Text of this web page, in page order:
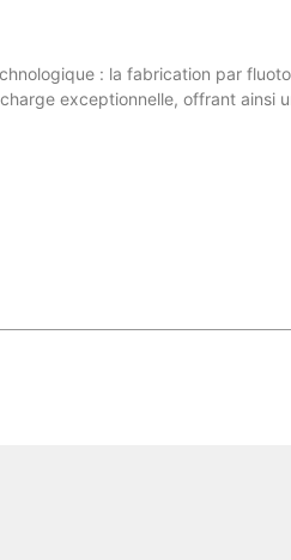
: la fabrication par
exceptionnelle, offrant ainsi